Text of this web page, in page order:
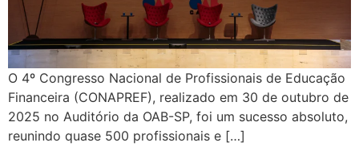
O 4º Congresso Nacional de Profissionais de Educação
Financeira (CONAPREF), realizado em 30 de outubro de
2025 no Auditório da OAB-SP, foi um sucesso absoluto,
reunindo quase 500 profissionais e […]